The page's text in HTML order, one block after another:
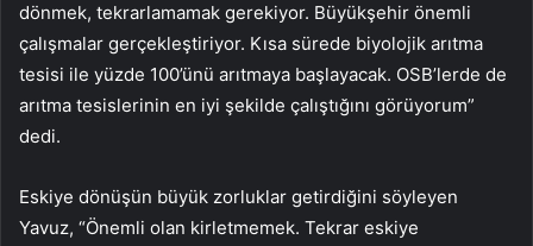
dönmek, tekrarlamamak gerekiyor. Büyükşehir önemli
çalışmalar gerçekleştiriyor. Kısa sürede biyolojik arıtma
tesisi ile yüzde 100’ünü arıtmaya başlayacak. OSB’lerde de
arıtma tesislerinin en iyi şekilde çalıştığını görüyorum”
dedi.
Eskiye dönüşün büyük zorluklar getirdiğini söyleyen
Yavuz, “Önemli olan kirletmemek. Tekrar eskiye